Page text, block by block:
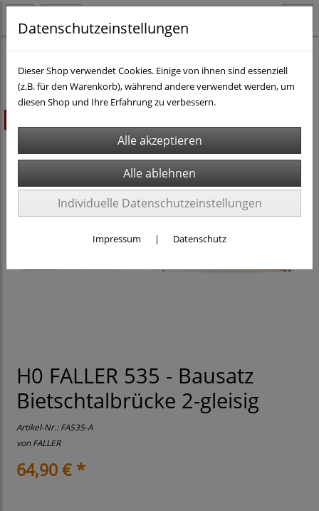
H0 FALLER 535 - Bausatz
Bietschtalbrücke 2-gleisig
Artikel-Nr.:FA535-A
vonFALLER
64,90 € *
Datenschutzeinstellungen
Dieser Shop verwendet Cookies. Einige von ihnen sind essenziell
(z.B. für den Warenkorb), während andere verwendet werden, um
diesen Shop und Ihre Erfahrung zu verbessern.
Individuelle Datenschutzeinstellungen
Impressum | Datenschutz